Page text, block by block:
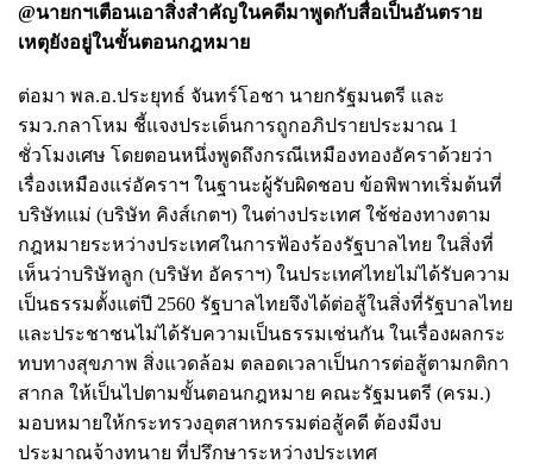
@นายกฯเตือนเอาสิ่งสำคัญในคดีมาพูดกับสื่อเป็นอันตราย
เหตุยังอยู่ในขั้นตอนกฎหมาย
ต่อมา พล.อ.ประยุทธ์ จันทร์โอชา นายกรัฐมนตรี และ
รมว.กลาโหม ชี้แจงประเด็นการถูกอภิปรายประมาณ 1
ชั่วโมงเศษ โดยตอนหนึ่งพูดถึงกรณีเหมืองทองอัคราด้วยว่า
เรื่องเหมืองแร่อัคราฯ ในฐานะผู้รับผิดชอบ ข้อพิพาทเริ่มต้นที่
บริษัทแม่ (บริษัท คิงส์เกตฯ) ในต่างประเทศ ใช้ช่องทางตาม
กฎหมายระหว่างประเทศในการฟ้องร้องรัฐบาลไทย ในสิ่งที่
เห็นว่าบริษัทลูก (บริษัท อัคราฯ) ในประเทศไทยไม่ได้รับความ
เป็นธรรมตั้งแต่ปี 2560 รัฐบาลไทยจึงได้ต่อสู้ในสิ่งที่รัฐบาลไทย
และประชาชนไม่ได้รับความเป็นธรรมเช่นกัน ในเรื่องผลกระ
ทบทางสุขภาพ สิ่งแวดล้อม ตลอดเวลาเป็นการต่อสู้ตามกติกา
สากล ให้เป็นไปตามขั้นตอนกฎหมาย คณะรัฐมนตรี (ครม.)
มอบหมายให้กระทรวงอุตสาหกรรมต่อสู้คดี ต้องมีงบ
ประมาณจ้างทนาย ที่ปรึกษาระหว่างประเทศ